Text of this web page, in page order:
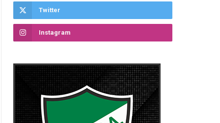
Twitter
Instagram